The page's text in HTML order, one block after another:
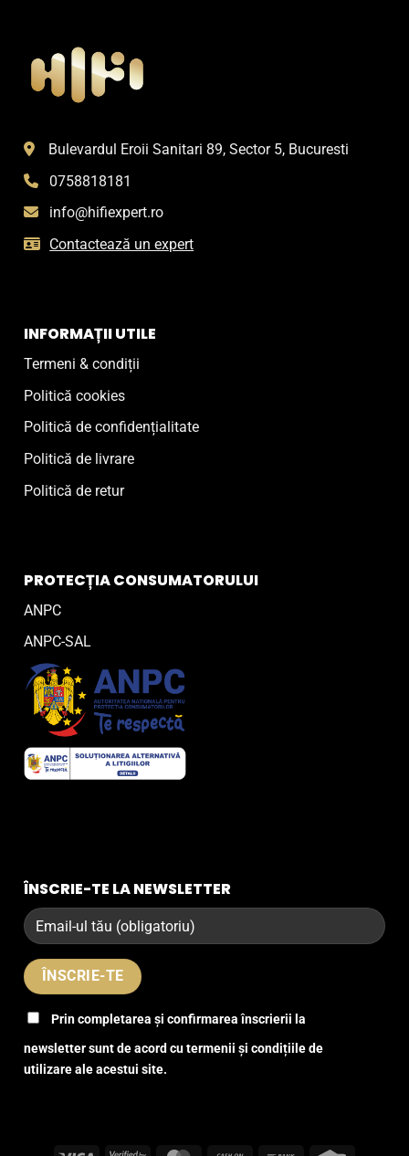
Bulevardul Eroii Sanitari 89, Sector 5, Bucuresti
0758818181
info@hifiexpert.ro
Contactează un expert
INFORMAȚII UTILE
Termeni & condiții
Politică cookies
Politică de confidențialitate
Politică de livrare
Politică de retur
PROTECȚIA CONSUMATORULUI
ANPC
ANPC-SAL
ÎNSCRIE-TE LA NEWSLETTER
Prin completarea și confirmarea înscrierii la
newsletter sunt de acord cu termenii și condițiile de
utilizare ale acestui site.